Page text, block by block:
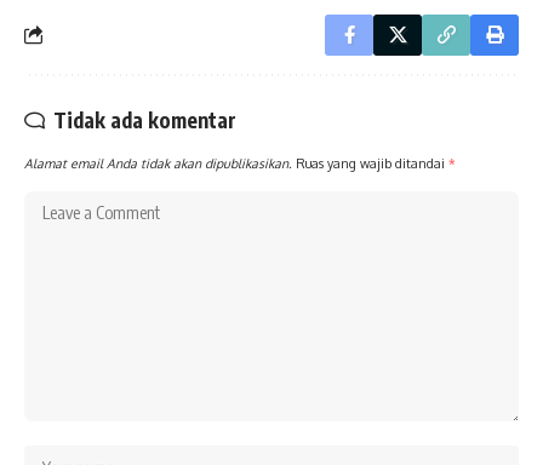
Tidak ada komentar
Alamat email Anda tidak akan dipublikasikan. Ruas yang wajib ditandai *